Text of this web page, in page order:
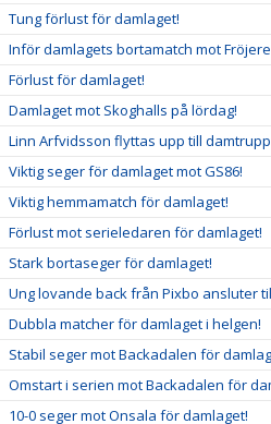
Tung förlust för damlaget!
Inför damlagets bortamatch mot
Förlust för damlaget!
Damlaget mot Skoghalls på lördag!
Linn Arfvidsson flyttas upp till
Viktig seger för damlaget mot GS86!
Viktig hemmamatch för damlaget!
Förlust mot serieledaren för damlaget!
Stark bortaseger för damlaget!
Ung lovande back från Pixbo ansluter
Dubbla matcher för damlaget i helgen!
Stabil seger mot Backadalen för
Omstart i serien mot Backadalen för
10-0 seger mot Onsala för damlaget!